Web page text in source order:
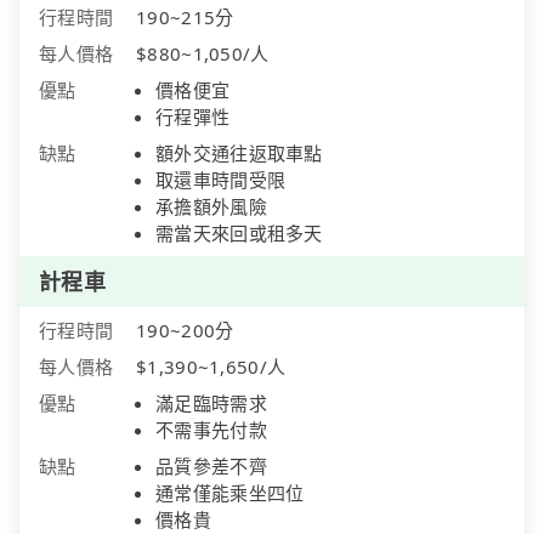
行程時間
190~215分
每人價格
$880~1,050/人
優點
價格便宜
行程彈性
缺點
額外交通往返取車點
取還車時間受限
承擔額外風險
需當天來回或租多天
計程車
行程時間
190~200分
每人價格
$1,390~1,650/人
優點
滿足臨時需求
不需事先付款
缺點
品質參差不齊
通常僅能乘坐四位
價格貴